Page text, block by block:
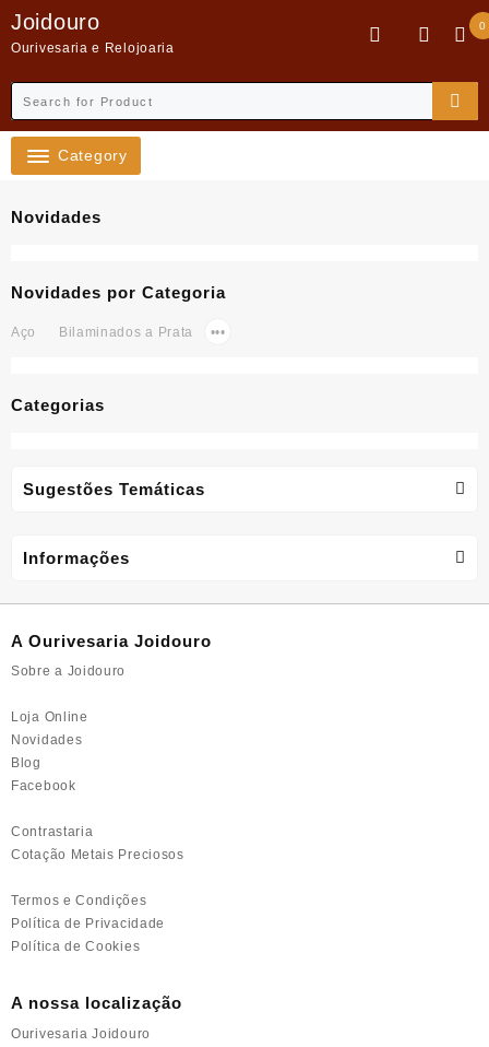
content
Joidouro
Ourivesaria e Relojoaria
0
Category
Sugestões Temáticas
Novidades
Novidades por Categoria
Aço Bilaminados a Prata •••
Categorias
Informações
A Ourivesaria Joidouro
Sobre a Joidouro
Loja Online
Novidades
Blog
Facebook
Contrastaria
Cotação Metais Preciosos
Termos e Condições
Política de Privacidade
Política de Cookies
A nossa localização
Ourivesaria Joidouro